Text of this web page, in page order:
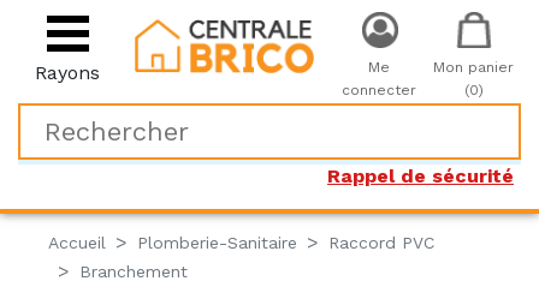
Rayons
Rappel de sécurité
Me
connecter
Mon panier
(0)
Accueil Plomberie-Sanitaire
Raccord PVC
Branchement